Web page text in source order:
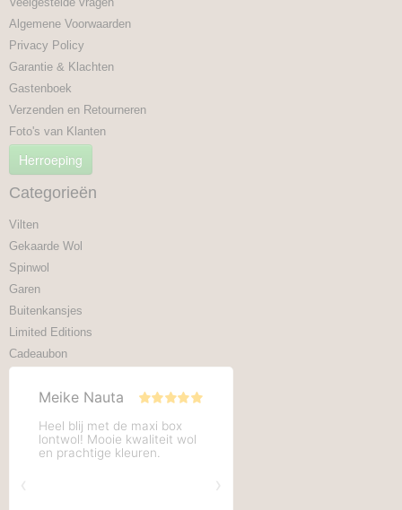
Algemene Voorwaarden
Privacy Policy
Garantie & Klachten
Gastenboek
Verzenden en Retourneren
Foto's van Klanten
Herroeping
Categorieën
Vilten
Gekaarde Wol
Spinwol
Garen
Buitenkansjes
Limited Editions
Cadeaubon